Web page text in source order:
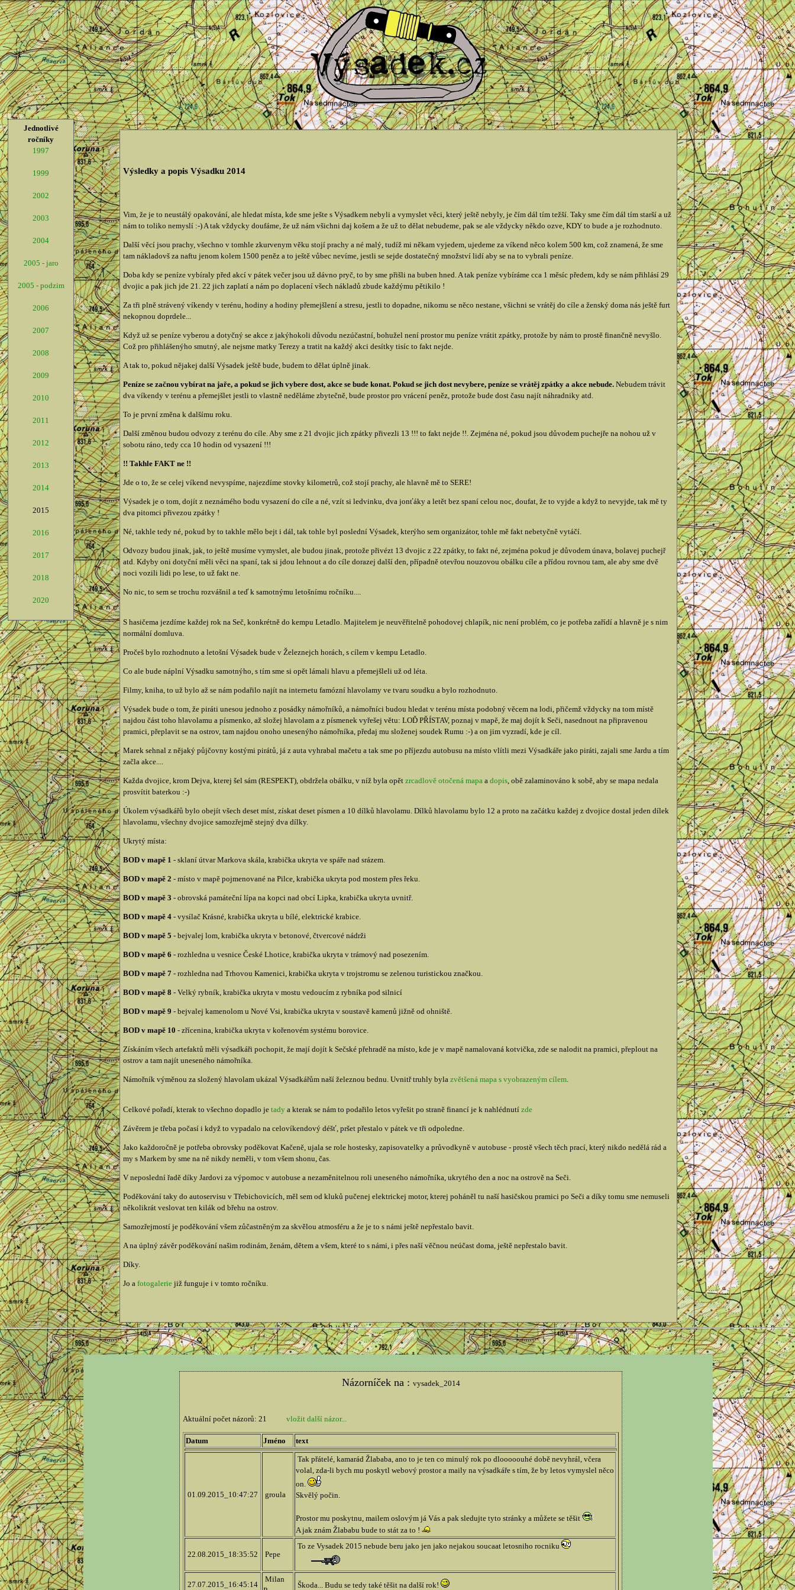
Jednotlivé
ročníky
1997
1999
2002
2003
2004
2005 - jaro
2005 - podzim
2006
2007
2008
2009
2010
2011
2012
2013
2014
2015
2016
2017
2018
2020
Výsledky a popis Výsadku 2014
Vim, že je to neustálý opakování, ale hledat místa, kde sme ješte s Výsadkem nebyli a vymyslet věci, který ještě nebyly, je čím dál tím težší. Taky sme čím dál tím starší a už
nám to toliko nemyslí :-) A tak vždycky doufáme, že už nám všichni daj košem a že už to dělat nebudeme, pak se ale vždycky někdo ozve, KDY to bude a je rozhodnuto.
Další věcí jsou prachy, všechno v tomhle zkurvenym věku stojí prachy a né malý, tudíž mi někam vyjedem, ujedeme za víkend něco kolem 500 km, což znamená, že sme
tam nákladovš za naftu jenom kolem 1500 peněz a to ještě vůbec nevíme, jestli se sejde dostatečný množství lidí aby se na to vybrali peníze.
Doba kdy se peníze vybíraly před akcí v pátek večer jsou už dávno pryč, to by sme přišli na buben hned. A tak peníze vybíráme cca 1 měsíc předem, kdy se nám přihlásí 29
dvojic a pak jich jde 21. 22 jich zaplatí a nám po doplacení všech nákladů zbude každýmu pětikilo !
Za tři plně strávený víkendy v terénu, hodiny a hodiny přemejšlení a stresu, jestli to dopadne, nikomu se něco nestane, všichni se vrátěj do cíle a ženský doma nás ještě furt
nekopnou doprdele...
Když už se peníze vyberou a dotyčný se akce z jakýhokoli důvodu nezúčastní, bohužel není prostor mu peníze vrátit zpátky, protože by nám to prostě finančně nevyšlo.
Což pro přihlášenýho smutný, ale nejsme matky Terezy a tratit na každý akci desítky tisíc to fakt nejde.
A tak to, pokud nějakej další Výsadek ještě bude, budem to dělat úplně jinak.
Peníze se začnou vybírat na jaře, a pokud se jich vybere dost, akce se bude konat. Pokud se jich dost nevybere, peníze se vrátěj zpátky a akce nebude.Nebudem trávit
dva víkendy v terénu a přemejšlet jestli to vlastně neděláme zbytečně, bude prostor pro vrácení peněz, protože bude dost času najít náhradniky atd.
To je první změna k dalšímu roku.
Další změnou budou odvozy z terénu do cíle. Aby sme z 21 dvojic jich zpátky přivezli 13 !!! to fakt nejde !!. Zejména né, pokud jsou důvodem puchejře na nohou už v
sobotu ráno, tedy cca 10 hodin od vysazení !!!
!! Takhle FAKT ne !!
Jde o to, že se celej víkend nevyspíme, najezdíme stovky kilometrů, což stojí prachy, ale hlavně mě to SERE!
Výsadek je o tom, dojít z neznámého bodu vysazení do cíle a né, vzít si ledvinku, dva jonťáky a letět bez spaní celou noc, doufat, že to vyjde a když to nevyjde, tak mě ty
dva pitomci přivezou zpátky !
Né, takhle tedy né, pokud by to takhle mělo bejt i dál, tak tohle byl poslední Výsadek, kterýho sem organizátor, tohle mě fakt nebetyčně vytáčí.
Odvozy budou jinak, jak, to ještě musíme vymyslet, ale budou jinak, protože přivézt 13 dvojic z 22 zpátky, to fakt né, zejména pokud je důvodem únava, bolavej puchejř
atd. Kdyby oni dotyční měli věci na spaní, tak si jdou lehnout a do cíle dorazej další den, případně otevřou nouzovou obálku cíle a přídou rovnou tam, ale aby sme dvě
noci vozili lidi po lese, to už fakt ne.
No nic, to sem se trochu rozvášnil a teď k samotnýmu letošnímu ročníku....
S hasičema jezdíme každej rok na Seč, konkrétně do kempu Letadlo. Majitelem je neuvěřitelně pohodovej chlapík, nic není problém, co je potřeba zařídí a hlavně je s nim
normální domluva.
Pročeš bylo rozhodnuto a letošní Výsadek bude v Železnejch horách, s cílem v kempu Letadlo.
Co ale bude náplní Výsadku samotnýho, s tím sme si opět lámali hlavu a přemejšleli už od léta.
Filmy, kniha, to už bylo až se nám podařilo najít na internetu famózní hlavolamy ve tvaru soudku a bylo rozhodnuto.
Výsadek bude o tom, že piráti unesou jednoho z posádky námořníků, a námořníci budou hledat v terénu místa podobný věcem na lodi, přičemž vždycky na tom místě
najdou část toho hlavolamu a písmenko, až složej hlavolam a z písmenek vyřešej větu: LOĎ PŘÍSTAV, poznaj v mapě, že maj dojít k Seči, nasednout na připravenou
pramici, přeplavit se na ostrov, tam najdou onoho unesenýho námořníka, předaj mu složenej soudek Rumu :-) a on jim vyzradí, kde je cíl.
Marek sehnal z nějaký půjčovny kostými pirátů, já z auta vyhrabal mačetu a tak sme po příjezdu autobusu na místo vlítli mezi Výsadkáře jako piráti, zajali sme Jardu a tím
začla akce....
Každa dvojice, krom Dejva, kterej šel sám (RESPEKT), obdržela obálku, v níž byla opět zrcadlově otočená mapaa dopis, obě zalaminováno k sobě, aby se mapa nedala
prosvítit baterkou :-)
Úkolem výsadkářů bylo obejít všech deset míst, získat deset písmen a 10 dílků hlavolamu. Dílků hlavolamu bylo 12 a proto na začátku každej z dvojice dostal jeden dílek
hlavolamu, všechny dvojice samozřejmě stejný dva dílky.
Ukrytý místa:
BOD v mapě 1 - sklaní útvar Markova skála, krabička ukryta ve spáře nad srázem.
BOD v mapě 2 - místo v mapě pojmenované na Pilce, krabička ukryta pod mostem přes řeku.
BOD v mapě 3 - obrovská památeční lípa na kopci nad obcí Lipka, krabička ukryta uvnitř.
BOD v mapě 4- vysílač Krásné, krabička ukryta u bílé, elektrické krabice.
BOD v mapě 5 - bejvalej lom, krabička ukryta v betonové, čtvercové nádrži
BOD v mapě 6 - rozhledna u vesnice České Lhotice, krabička ukryta v trámový nad posezením.
BOD v mapě 7- rozhledna nad Trhovou Kamenici, krabička ukryta v trojstromu se zelenou turistickou značkou.
BOD v mapě 8 - Velký rybník, krabička ukryta v mostu vedoucím z rybníka pod silnicí
BOD v mapě 9 - bejvalej kamenolom u Nové Vsi, krabička ukryta v soustavě kamenů jižně od ohniště.
BOD v mapě 10 - zřícenina, krabička ukryta v kořenovém systému borovice.
Získáním všech artefaktů měli výsadkáři pochopit, že mají dojít k Sečské přehradě na místo, kde je v mapě namalovaná kotvička, zde se nalodit na pramici, přeplout na
ostrov a tam najít uneseného námořníka.
Námořník výměnou za složený hlavolam ukázal Výsadkářům naší železnou bednu. Uvnitř truhly byla zvětšená mapa s vyobrazeným cílem.
Celkové pořadí, kterak to všechno dopadlo je tadya kterak se nám to podařilo letos vyřešit po straně financí je k nahlédnutí zde
Závěrem je třeba počasí i když to vypadalo na celovíkendový déšť, pršet přestalo v pátek ve tři odpoledne.
Jako každoročně je potřeba obrovsky poděkovat Kačeně, ujala se role hostesky, zapisovatelky a průvodkyně v autobuse - prostě všech těch prací, který nikdo nedělá rád a
my s Markem by sme na ně nikdy neměli, v tom všem shonu, čas.
V neposlední řadě díky Jardovi za výpomoc v autobuse a nezaměnitelnou roli uneseného námořníka, ukrytého den a noc na ostrově na Seči.
Poděkování taky do autoservisu v Třebichovicích, měl sem od kluků pučenej elektrickej motor, kterej poháněl tu naší hasičskou pramici po Seči a díky tomu sme nemuseli
několikrát veslovat ten kilák od břehu na ostrov.
Samozřejmostí je poděkování všem zůčastněným za skvělou atmosféru a že je to s námi ještě nepřestalo bavit.
A na úplný závěr poděkování našim rodinám, ženám, dětem a všem, které to s námi, i přes naší věčnou neúčast doma, ještě nepřestalo bavit.
Díky.
Jo a fotogaleriejiž funguje i v tomto ročníku.